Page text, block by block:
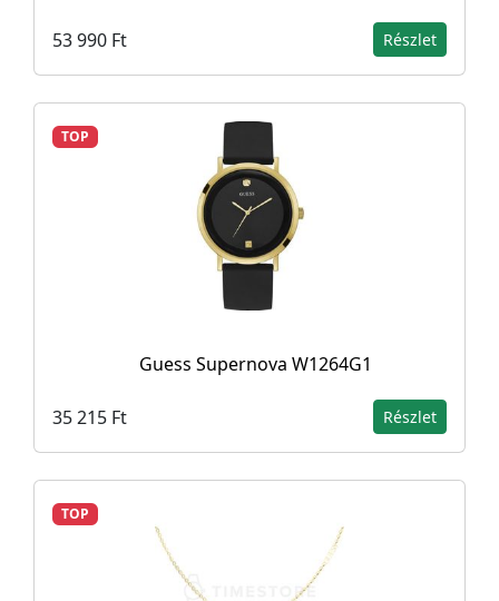
53 990 Ft Részlet
TOP
Guess Supernova W1264G1
35 215 Ft Részlet
TOP